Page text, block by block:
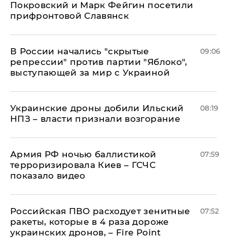
Покровский и Марк Фейгин посетили
прифронтовой Славянск
В России начались "скрытые
репрессии" против партии "Яблоко",
выступающей за мир с Украиной
09:06
Украинские дроны добили Ильский
НПЗ – власти признали возгорание
08:19
Армия РФ ночью баллистикой
терроризировала Киев – ГСЧС
показало видео
07:59
Российская ПВО расходует зенитные
ракеты, которые в 4 раза дороже
украинских дронов, – Fire Point
07:52